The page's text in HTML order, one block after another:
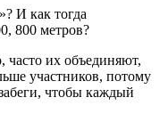
И как тогда
800 метров?
часто их объединяют,
участников, потому
чтобы каждый